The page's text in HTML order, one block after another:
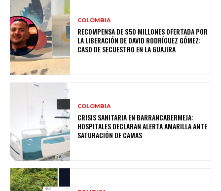
COLOMBIA
RECOMPENSA DE $50 MILLONES OFERTADA POR
LA LIBERACIÓN DE DAVID RODRÍGUEZ GÓMEZ:
CASO DE SECUESTRO EN LA GUAJIRA
COLOMBIA
CRISIS SANITARIA EN BARRANCABERMEJA:
HOSPITALES DECLARAN ALERTA AMARILLA ANTE
SATURACIÓN DE CAMAS